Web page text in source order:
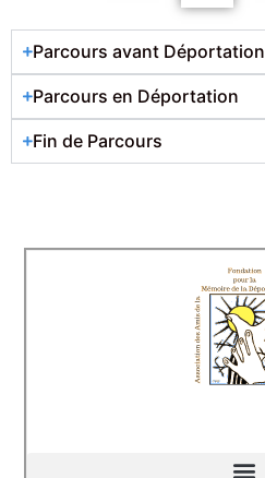
Parcours avant Déportation
Parcours en Déportation
Fin de Parcours